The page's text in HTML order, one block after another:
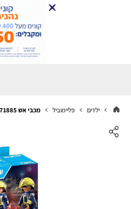
ילדים פליימוביל מכבי אש Playmobil 71885